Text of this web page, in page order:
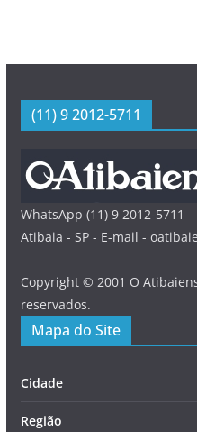
(11) 9 2012-5711
WhatsApp (11) 9 2012-5711
Atibaia - SP - E-mail -
Copyright © 2001 O
reservados.
Mapa do Site
Cidade
Região